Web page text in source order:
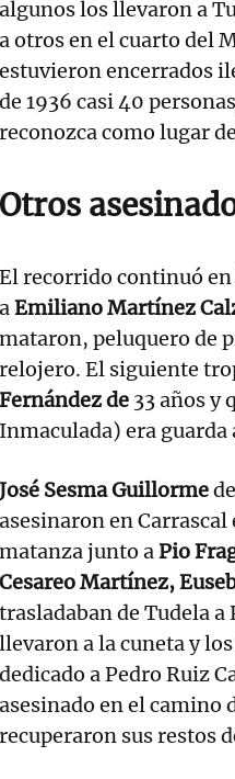
algunos los llevaron a
a otros en el cuarto del
estuvieron encerrados
de 1936 casi 40
reconozca como lugar
Otros
El recorrido continuó
aEmiliano Martínez
mataron, peluquero de
relojero. El siguiente
Fernández de 33 años y
Inmaculada) era guarda
José Sesma Guillorme
asesinaron en
matanza junto aPio
Cesareo Martínez,
trasladaban de Tudela a
llevaron a la cuneta y
dedicado a Pedro Ruiz
asesinado en el camino
recuperaron sus restos